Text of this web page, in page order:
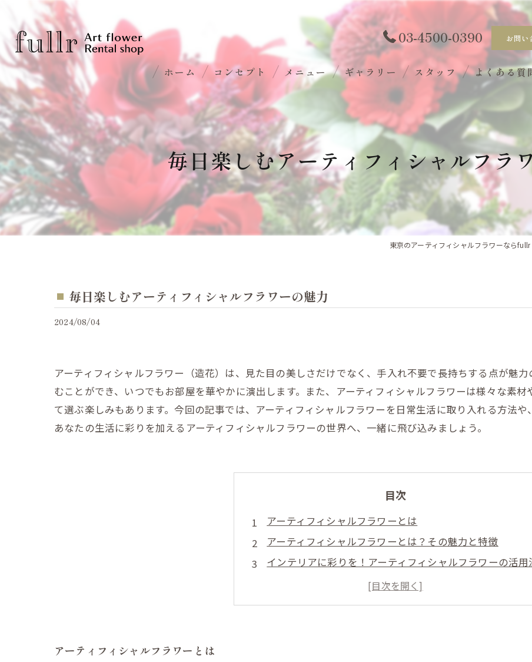
03-4500-0390 お問い
ホーム コンセプト メニュー ギャラリー スタッフ よくある質
毎日楽しむアーティフィシャルフラ
東京のアーティフィシャルフラワーならfullr
毎日楽しむアーティフィシャルフラワーの魅力
2024/08/04
アーティフィシャルフラワー（造花）は、見た目の美しさだけでなく、手入れ不要で長持ちする点が魅
むことができ、いつでもお部屋を華やかに演出します。また、アーティフィシャルフラワーは様々な素
て選ぶ楽しみもあります。今回の記事では、アーティフィシャルフラワーを日常生活に取り入れる方法や
あなたの生活に彩りを加えるアーティフィシャルフラワーの世界へ、一緒に飛び込みましょう。
目次
アーティフィシャルフラワーとは
アーティフィシャルフラワーとは？その魅力と特徴
インテリアに彩りを！アーティフィシャルフラワーの活用
季節感を楽しむ！テーマ別アレンジメントのアイデア
手入れ不要！アーティフィシャルフラワーのメリット
アーティフィシャルフラワーとは